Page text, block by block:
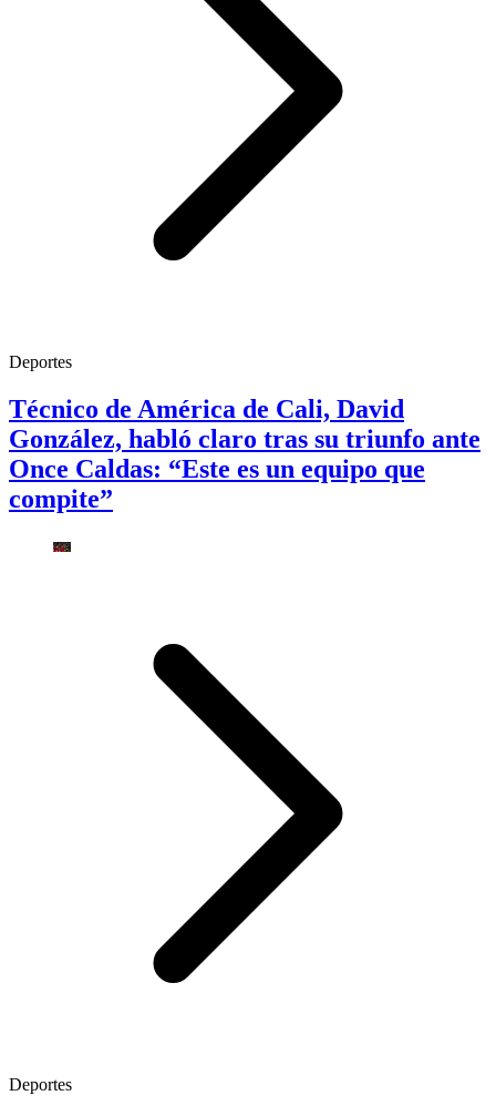
Deportes
Técnico de América de Cali, David
González, habló claro tras su triunfo ante
Once Caldas: “Este es un equipo que
compite”
Deportes